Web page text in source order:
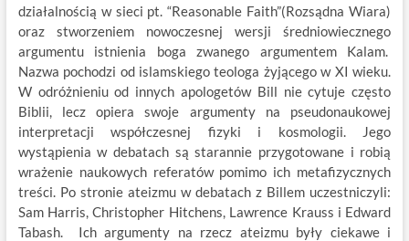
działalnością w sieci pt. “Reasonable Faith”(Rozsądna Wiara)
oraz stworzeniem nowoczesnej wersji średniowiecznego
argumentu istnienia boga zwanego argumentem Kalam.
Nazwa pochodzi od islamskiego teologa żyjącego w XI wieku.
W odróżnieniu od innych apologetów Bill nie cytuje często
Biblii, lecz opiera swoje argumenty na pseudonaukowej
interpretacji współczesnej fizyki i kosmologii. Jego
wystąpienia w debatach są starannie przygotowane i robią
wrażenie naukowych referatów pomimo ich metafizycznych
treści. Po stronie ateizmu w debatach z Billem uczestniczyli:
Sam Harris, Christopher Hitchens, Lawrence Krauss i Edward
Tabash. Ich argumenty na rzecz ateizmu były ciekawe i